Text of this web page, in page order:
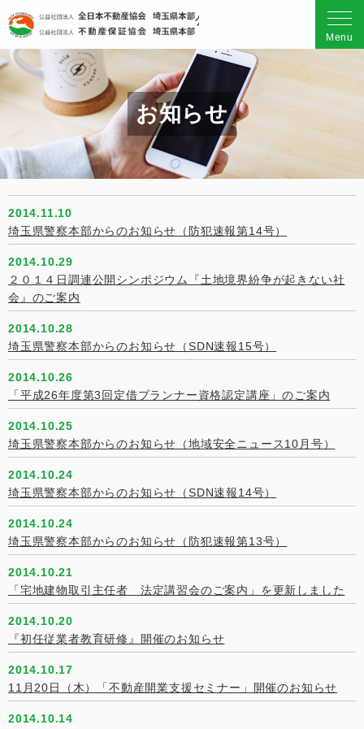
公益社団法人 全日本不動
Menu
お知らせ
2014.11.10
埼玉県警察本部からのお知らせ（防犯速報第14号）
2014.10.29
２０１４日調連公開シンポジウム『土地境界紛争が起きない社
会』のご案内
2014.10.28
埼玉県警察本部からのお知らせ（SDN速報15号）
2014.10.26
「平成26年度第3回定借プランナー資格認定講座」のご案内
2014.10.25
埼玉県警察本部からのお知らせ（地域安全ニュース10月号）
2014.10.24
埼玉県警察本部からのお知らせ（SDN速報14号）
2014.10.24
埼玉県警察本部からのお知らせ（防犯速報第13号）
2014.10.21
「宅地建物取引主任者 法定講習会のご案内」を更新しました
2014.10.20
『初任従業者教育研修』開催のお知らせ
2014.10.17
11月20日（木）「不動産開業支援セミナー」開催のお知らせ
2014.10.14